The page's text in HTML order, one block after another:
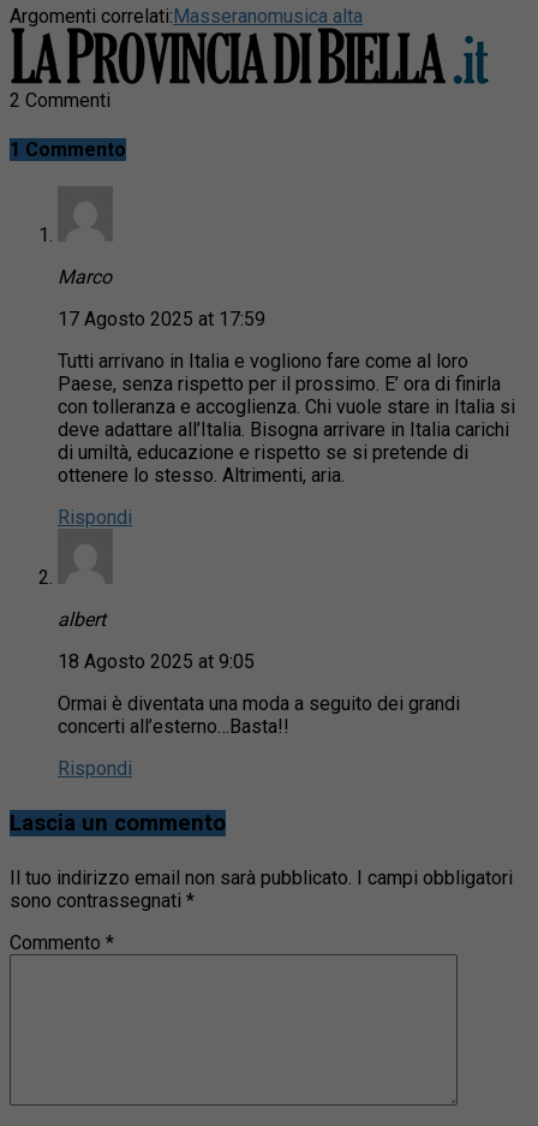
Argomenti correlati: Masseranomusica alta
2 Commenti
1 Commento
Marco
17 Agosto 2025 at 17:59
Tutti arrivano in Italia e vogliono fare come al loro
Paese, senza rispetto per il prossimo. E’ ora di finirla
con tolleranza e accoglienza. Chi vuole stare in Italia si
deve adattare all’Italia. Bisogna arrivare in Italia carichi
di umiltà, educazione e rispetto se si pretende di
ottenere lo stesso. Altrimenti, aria.
Rispondi
albert
18 Agosto 2025 at 9:05
Ormai è diventata una moda a seguito dei grandi
concerti all’esterno…Basta!!
Rispondi
Lascia un commento
Il tuo indirizzo email non sarà pubblicato. I campi obbligatori
sono contrassegnati *
Commento *